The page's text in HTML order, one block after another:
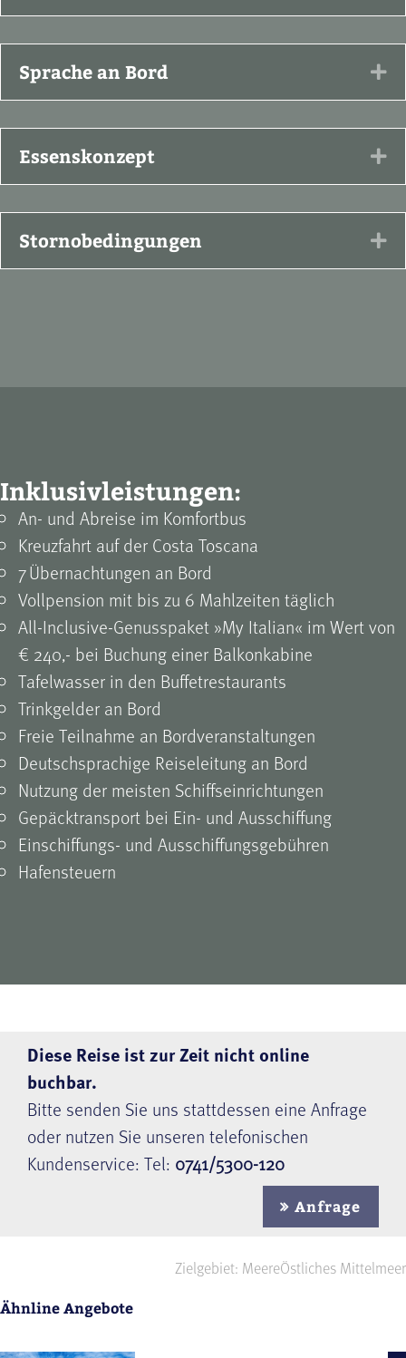
Sprache an Bord
Essenskonzept
Stornobedingungen
Inklusivleistungen:
An- und Abreise im Komfortbus
Kreuzfahrt auf der Costa Toscana
7 Übernachtungen an Bord
Vollpension mit bis zu 6 Mahlzeiten täglich
All-Inclusive-Genusspaket »My Italian« im Wert von
€ 240,- bei Buchung einer ­Balkonkabine
Tafelwasser in den Buffetrestaurants
Trinkgelder an Bord
Freie Teilnahme an Bordveranstaltungen
Deutschsprachige Reiseleitung an Bord
Nutzung der meisten Schiffseinrichtungen
Gepäcktransport bei Ein- und Ausschiffung
Einschiffungs- und Ausschiffungsgebühren
Hafensteuern
Diese Reise ist zur Zeit nicht online
buchbar.
Bitte senden Sie uns stattdessen eine Anfrage
oder nutzen Sie unseren telefonischen
Kundenservice: Tel: 0741/5300-120
Anfrage
Zielgebiet: MeereÖstliches Mittelmeer
Ähnline Angebote